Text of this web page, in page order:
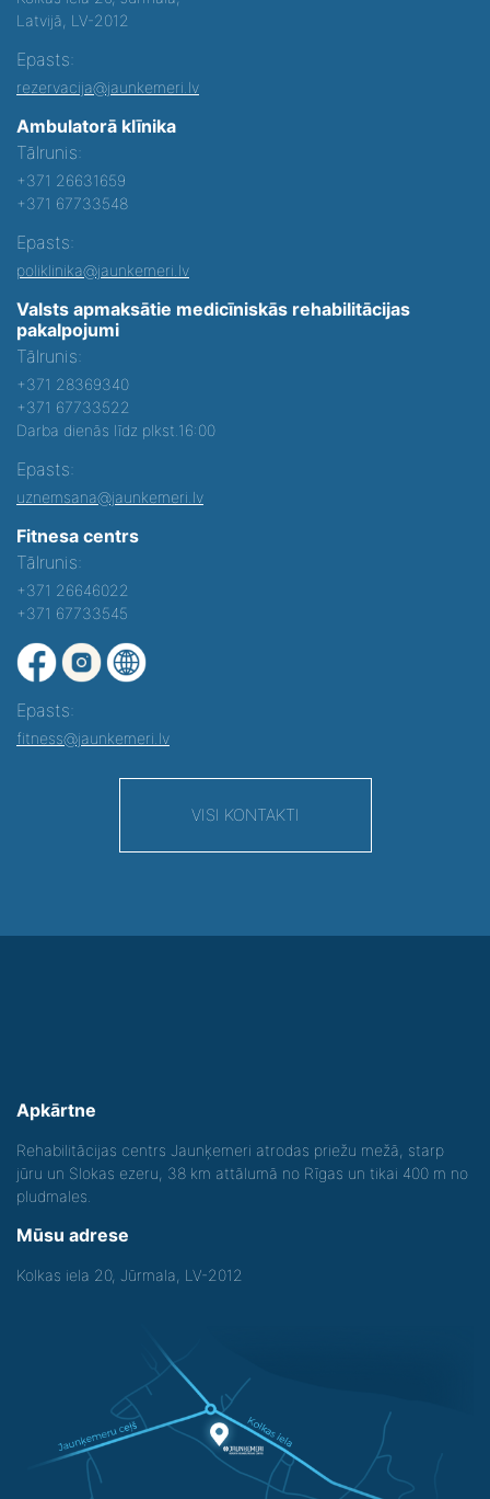
Latvijā, LV-2012
Epasts:
rezervacija@jaunkemeri.lv
Ambulatorā klīnika
Tālrunis:
+371 26631659
+371 67733548
Epasts:
poliklinika@jaunkemeri.lv
Valsts apmaksātie medicīniskās rehabilitācijas
pakalpojumi
Tālrunis:
+371 28369340
+371 67733522
Darba dienās līdz plkst.16:00
Epasts:
uznemsana@jaunkemeri.lv
Fitnesa centrs
Tālrunis:
+371 26646022
+371 67733545
Epasts:
fitness@jaunkemeri.lv
VISI KONTAKTI
Apkārtne
Rehabilitācijas centrs Jaunķemeri atrodas priežu mežā, starp
jūru un Slokas ezeru, 38 km attālumā no Rīgas un tikai 400 m no
pludmales.
Mūsu adrese
Kolkas iela 20, Jūrmala, LV-2012